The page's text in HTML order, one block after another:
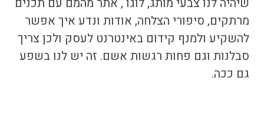
שיהיה לנו צבעי מותג, לוגו , אתר מהמם עם תכנים
מרתקים, סיפורי הצלחה, אודות ונדע איך אפשר
להשקיע ולמנף קידום באינטרנט לעסק ולכן צריך
סבלנות וגם פחות רגשות אשם. זה יש לנו בשפע
גם ככה.